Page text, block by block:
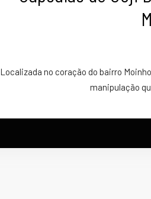
Localizada no coração do bairro
manipulação